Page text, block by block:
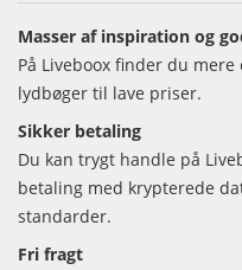
Masser af inspiration og
På Liveboox finder du
lydbøger til lave priser.
Sikker betaling
Du kan trygt handle på
betaling med krypterede
standarder.
Fri fragt